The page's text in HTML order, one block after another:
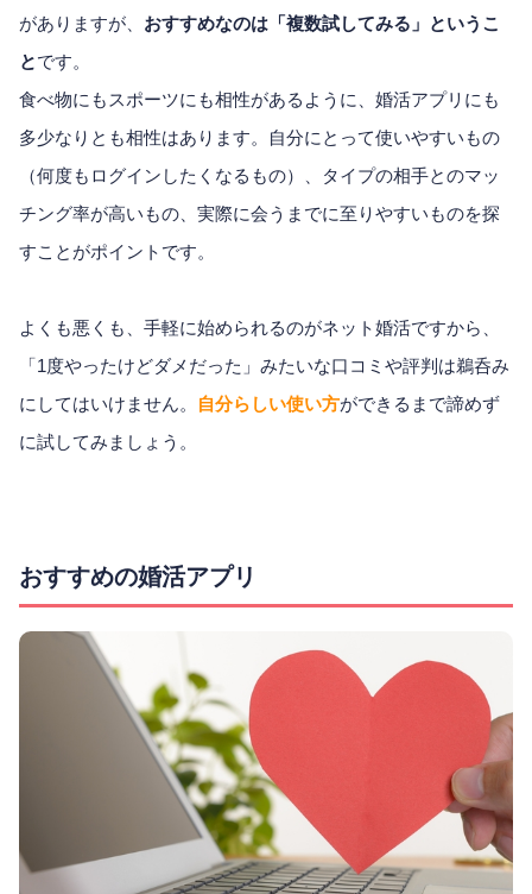
がありますが、 おすすめなのは「複数試してみる」というこ
とです。
食べ物にもスポーツにも相性があるように、婚活アプリにも
多少なりとも相性はあります。自分にとって使いやすいもの
（何度もログインしたくなるもの）、タイプの相手とのマッ
チング率が高いもの、実際に会うまでに至りやすいものを探
すことがポイントです。
よくも悪くも、手軽に始められるのがネット婚活ですから、
「1度やったけどダメだった」みたいな口コミや評判は鵜呑み
にしてはいけません。
自分らしい使い方ができるまで諦めず
に試してみましょう。
おすすめの婚活アプリ